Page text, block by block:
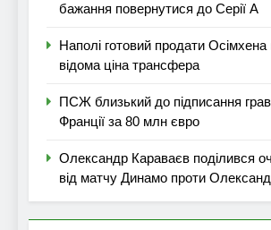
бажання повернутися до Серії А
Наполі готовий продати
відома ціна трансфера
ПСЖ близький до підписання
Франції за 80 млн євро
Олександр Караваєв поділився
від матчу Динамо проти